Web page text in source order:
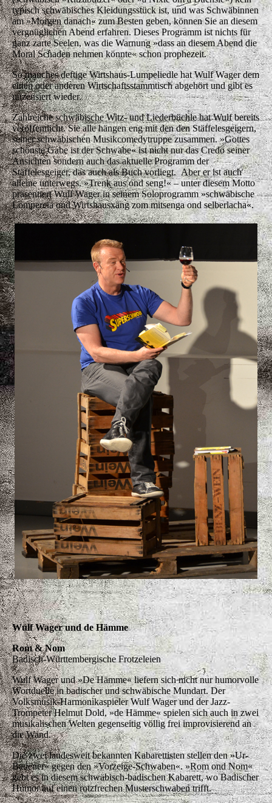
Vorzeige-Schwaben und seine erstaunlich kecken
Herleitungen und Bezüge auf die schwäbische Mentalität
treiben den Leuten die Tränen in die Augen. Warum eine
»Schwäbischer Hochzeits-Päcklessupp’« ob ihrer Zutaten
eher als aktive Sterbehilfe denn als Nahrungsmittel
anzusehen ist, oder warum der Stringtanga (schwäbisch
»Ritzabutzer« oder »a Nixle om a Büchsle«) kein typisch
schwäbisches Kleidungsstück ist, und was Schwäbinnen
am »Morgen danach« zum Besten geben, können Sie an
diesem vergnüglichen Abend erfahren. Dieses Programm
ist nichts für ganz zarte Seelen, was die Warnung »dass an
diesem Abend die Moral Schaden nehmen könnte« schon
prophezeit.
So manches deftige Wirtshaus-Lumpeliedle hat Wulf
Wager dem einen oder anderen Wirtschaftsstammtisch
abgehört und gibt es unzensiert wieder.
Zahlreiche schwäbische Witz- und Liederbüchle hat Wulf
bereits veröffentlicht. Sie alle hängen eng mit den den
Stäffelesgeigern, seiner schwäbischen
ist der Schwabe« ist nicht nur das Credo seiner Ansichten
sondern auch das aktuelle Programm der Stäffelesgeiger,
das auch als Buch vorliegt. Aber er ist auch alleine
unterwegs. »Trenk aus ond seng!« – unter diesem Motto
präsentiert Wulf Wager in seinem Soloprogramm
»schwäbische Lompereia ond Wirtshausxäng zom
mitsenga ond selberlacha«.
Wulf Wager und de Hämme
Badisch-Württembergische Frotzeleien
Wulf Wager und »De Hämme« liefern sich nicht nur
humorvolle Wortduelle in badischer und schwäbische
Mundart. Der Volksmusik-Harmonikaspieler Wulf Wager
und der Jazz-Trompeter Helmut Dold, »de Hämme«
spielen sich auch in zwei musikalischen Welten
gegenseitig völlig frei improvisierend an die Wand.
Die zwei landesweit bekannten Kabarettisten stellen den
»Ur-Badener« gegen den »Vorzeige-Schwaben«. »Rom
ond Nom« geht es in diesem schwäbisch-badischen
Kabarett, wo Badischer Humor auf einen rotzfrechen
Musterschwaben trifft.
Helmut Dold hat das Badische Witzbüchle geschrieben
und Wulf Wager das Schwäbische Witzbüchle. Das
brachte die beiden zusammen. Ein Feuerwerk des Humors
im Ländle!
Schwobakomede
Wulf Wager, die Bronnweiler Weiler, die Kehrwoch
Mafia, Hillus Herzdrofa, Markus Zipperle und Alois und
Elsbeth Gscheidle – die Topacts der schwäbischen Fasnet
sind auch live im Ländle unterwegs. Zusammengeführt
hat sie eine Benefiz-CD für Straßenkinder im Ländle. Das
Lied »Wenn Kendrauga leuchtet« hat rund 25.000 Euro
erbracht. Nun treten die sechs schwäbischen
Mundartkomödianten auch gemeinsam auf. Gerne auch
bei Ihnen: alle sechs oder in jeder beliebigen
Kombination.
www.schwobakultur.de